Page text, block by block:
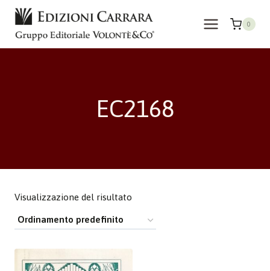
Salta
contenuto
0
EC2168
Visualizzazione del risultato